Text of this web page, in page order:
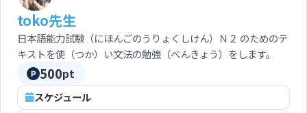
日本語能力試験（にほんごのうりょくしけん）Ｎ２ のためのテ
キストを使（つか）い文法の勉強（べんきょう）をします。
toko先生
500pt
スケジュール